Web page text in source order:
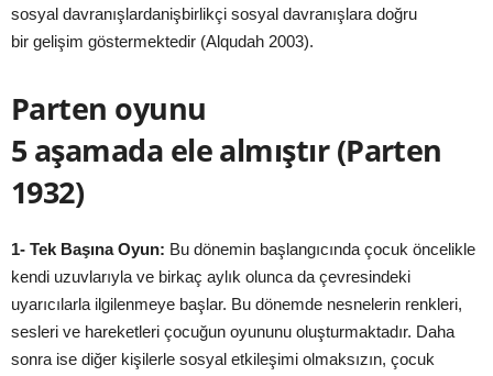
sosyal davranışlardanişbirlikçi sosyal davranışlara doğru
bir gelişim göstermektedir (Alqudah 2003).
Parten oyunu
5aşamada elealmıştır(Parten
1932)
1- Tek BaşınaOyun: Bu dönemin başlangıcında çocuk öncelikle
kendi uzuvlarıyla ve birkaç aylık olunca da çevresindeki
uyarıcılarla ilgilenmeye başlar. Bu dönemde nesnelerin renkleri,
sesleri ve hareketleri çocuğun oyununu oluşturmaktadır. Daha
sonra ise diğer kişilerle sosyal etkileşimi olmaksızın, çocuk